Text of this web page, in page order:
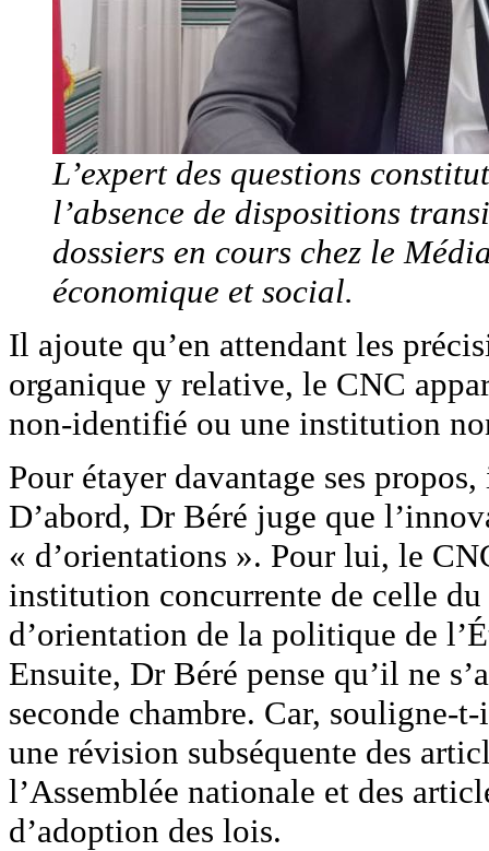
L’expert des questions
l’absence de dispositions
dossiers en cours chez le
économique et social.
Il ajoute qu’en attendant les
organique y relative, le CNC
non-identifié ou une institution
Pour étayer davantage ses
D’abord, Dr Béré juge que
« d’orientations ». Pour lui, le
institution concurrente de celle
d’orientation de la politique de
Ensuite, Dr Béré pense qu’il ne
seconde chambre. Car, souligne-
une révision subséquente des
l’Assemblée nationale et des
d’adoption des lois.